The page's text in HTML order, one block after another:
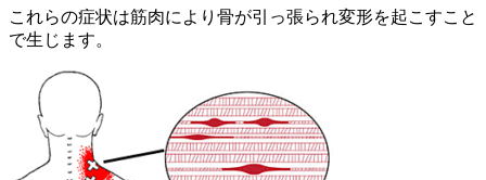
これらの症状は筋肉により骨が引っ張られ変形を起こすこと
で生じます。